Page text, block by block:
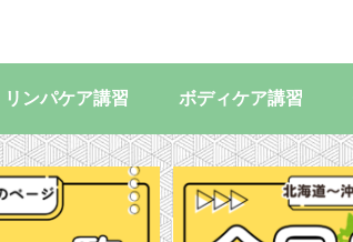
リンパケア講習 ボディケア講習